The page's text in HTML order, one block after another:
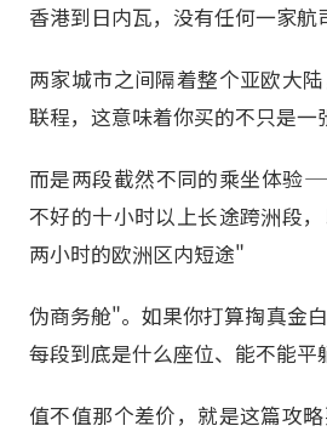
香港到日内瓦，没有任何一家航
两家城市之间隔着整个亚欧大
联程，这意味着你买的不只是一
而是两段截然不同的乘坐体验
不好的十小时以上长途跨洲段
两小时的欧洲区内短途"
伪商务舱"。如果你打算掏真金
每段到底是什么座位、能不能平
值不值那个差价，就是这篇攻